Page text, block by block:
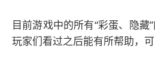
目前游戏中的所有“彩蛋、隐藏
玩家们看过之后能有所帮助，